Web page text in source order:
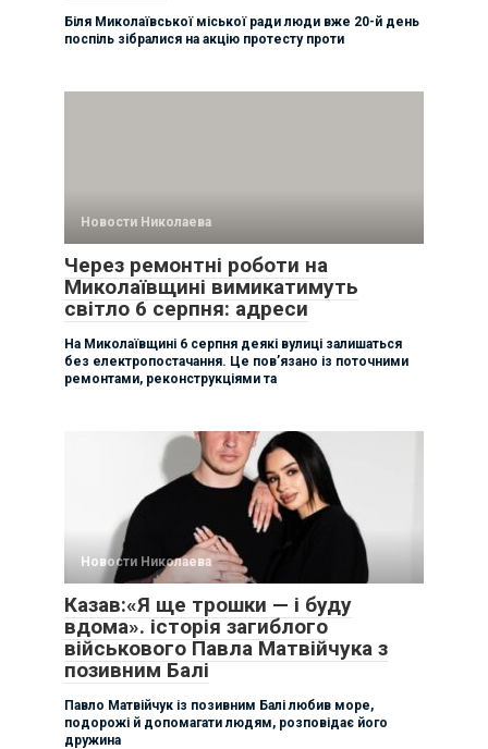
Біля Миколаївської міської ради люди вже 20-й день
поспіль зібралися на акцію протесту проти
Новости Николаева
Через ремонтні роботи на
Миколаївщині вимикатимуть
світло 6 серпня: адреси
На Миколаївщині 6 серпня деякі вулиці залишаться
без електропостачання. Це пов’язано із поточними
ремонтами, реконструкціями та
Новости Николаева
Казав:«Я ще трошки — і буду
вдома». історія загиблого
військового Павла Матвійчука з
позивним Балі
Павло Матвійчук із позивним Балі любив море,
подорожі й допомагати людям, розповідає його
дружина